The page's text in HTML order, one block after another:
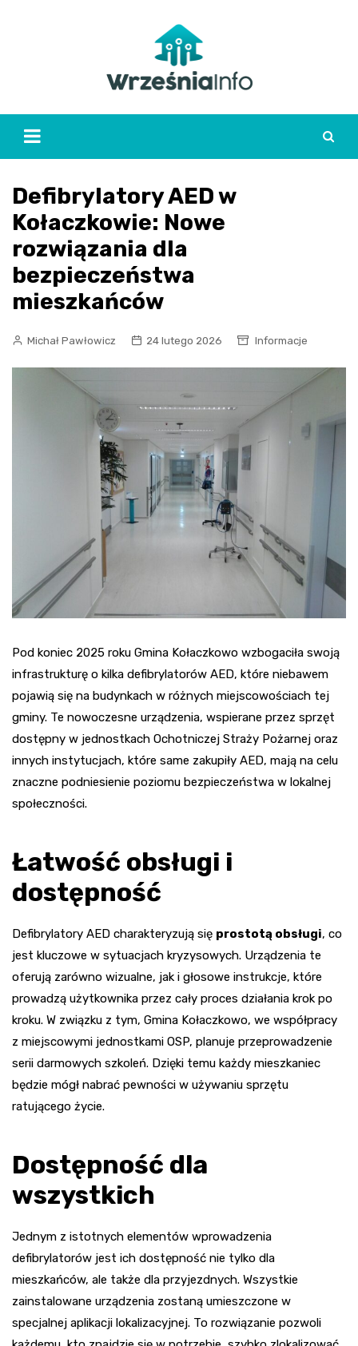
Defibrylatory AED w
Kołaczkowie: Nowe
rozwiązania dla
bezpieczeństwa
mieszkańców
Michał Pawłowicz 24 lutego 2026 Informacje
Pod koniec 2025 roku Gmina Kołaczkowo wzbogaciła swoją
infrastrukturę o kilka defibrylatorów AED, które niebawem
pojawią się na budynkach w różnych miejscowościach tej
gminy. Te nowoczesne urządzenia, wspierane przez sprzęt
dostępny w jednostkach Ochotniczej Straży Pożarnej oraz
innych instytucjach, które same zakupiły AED, mają na celu
znaczne podniesienie poziomu bezpieczeństwa w lokalnej
społeczności.
Łatwość obsługi i
dostępność
Defibrylatory AED charakteryzują się prostotą obsługi, co
jest kluczowe w sytuacjach kryzysowych. Urządzenia te
oferują zarówno wizualne, jak i głosowe instrukcje, które
prowadzą użytkownika przez cały proces działania krok po
kroku. W związku z tym, Gmina Kołaczkowo, we współpracy
z miejscowymi jednostkami OSP, planuje przeprowadzenie
serii darmowych szkoleń. Dzięki temu każdy mieszkaniec
będzie mógł nabrać pewności w używaniu sprzętu
ratującego życie.
Dostępność dla
wszystkich
Jednym z istotnych elementów wprowadzenia
defibrylatorów jest ich dostępność nie tylko dla
mieszkańców, ale także dla przyjezdnych. Wszystkie
zainstalowane urządzenia zostaną umieszczone w
specjalnej aplikacji lokalizacyjnej. To rozwiązanie pozwoli